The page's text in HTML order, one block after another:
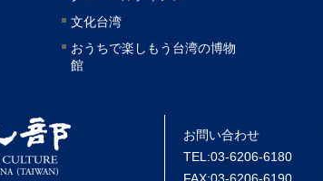
文化台湾
おうちで楽しもう台湾の博物
館
お問い合わせ
TEL:03-6206-6180
FAX:03-6206-6190